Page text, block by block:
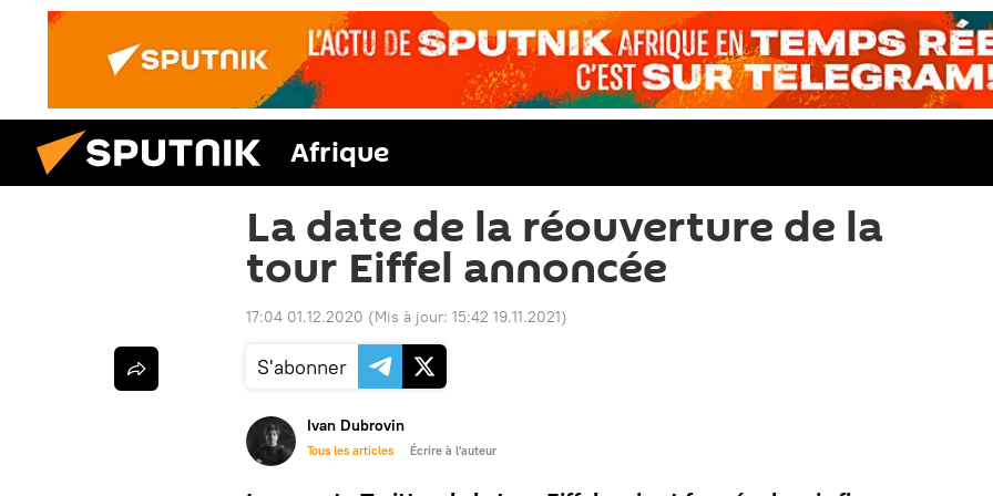
Afrique
La date de la réouverture de la
tour Eiffel annoncée
17:04 01.12.2020 (Mis à jour: 15:42 19.11.2021)
S'abonner
Ivan Dubrovin
Tous les articles Écrire à l'auteur